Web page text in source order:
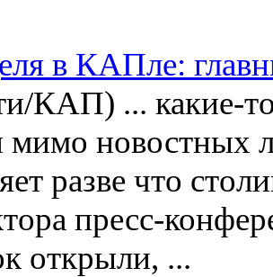
в КАПле:
КАП) ... какие-
новостных
разве что
пресс-
открыли, ...